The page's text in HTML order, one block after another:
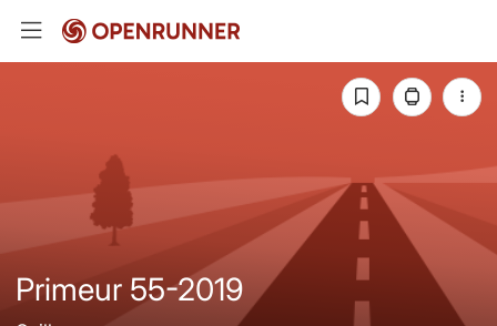
Primeur 55-2019